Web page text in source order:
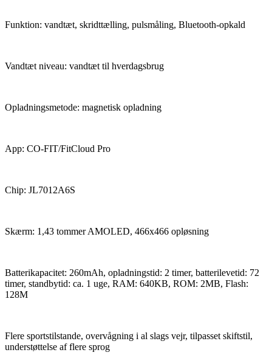
Funktion: vandtæt, skridttælling, pulsmåling, Bluetooth-opkald
Vandtæt niveau: vandtæt til hverdagsbrug
Opladningsmetode: magnetisk opladning
App: CO-FIT/FitCloud Pro
Chip: JL7012A6S
Skærm: 1,43 tommer AMOLED, 466x466 opløsning
Batterikapacitet: 260mAh, opladningstid: 2 timer, batterilevetid: 72
timer, standbytid: ca. 1 uge, RAM: 640KB, ROM: 2MB, Flash:
128M
Flere sportstilstande, overvågning i al slags vejr, tilpasset skiftstil,
understøttelse af flere sprog